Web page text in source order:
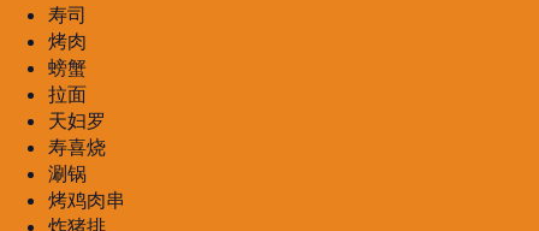
寿司
烤肉
螃蟹
拉面
天妇罗
寿喜烧
涮锅
烤鸡肉串
炸猪排